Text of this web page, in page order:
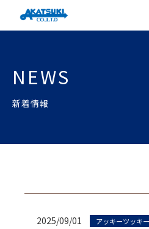
NEWS
新着情報
2025/09/01 アッキーツッキ